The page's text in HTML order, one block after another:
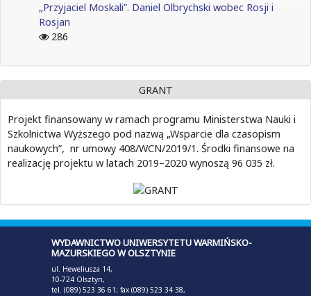
„Przyjaciel Moskali”. Daniel Olbrychski wobec Rosji i
Rosjan
286
GRANT
Projekt finansowany w ramach programu Ministerstwa Nauki i
Szkolnictwa Wyższego pod nazwą „Wsparcie dla czasopism
naukowych”, nr umowy 408/WCN/2019/1. Środki finansowe na
realizację projektu w latach 2019–2020 wynoszą 96 035 zł.
WYDAWNICTWO UNIWERSYTETU WARMIŃSKO-
MAZURSKIEGO W OLSZTYNIE
ul. Heweliusza 14,
10-724 Olsztyn,
tel. (089) 523 36 61; fax (089) 523 34 38,